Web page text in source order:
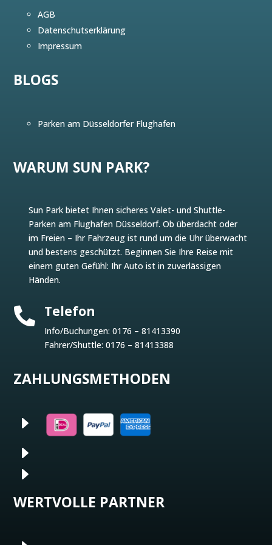
AGB
Datenschutserklärung
Impressum
BLOGS
Parken am Düsseldorfer Flughafen
WARUM SUN PARK?
Sun Park bietet Ihnen sicheres Valet- und Shuttle-
Parken am Flughafen Düsseldorf. Ob überdacht oder
im Freien – Ihr Fahrzeug ist rund um die Uhr überwacht
und bestens geschützt. Beginnen Sie Ihre Reise mit
einem guten Gefühl: Ihr Auto ist in zuverlässigen
Händen.
 Telefon
Info/Buchungen: 0176 – 81413390
Fahrer/Shuttle: 0176 – 81413388
ZAHLUNGSMETHODEN
E
E
E
WERTVOLLE PARTNER